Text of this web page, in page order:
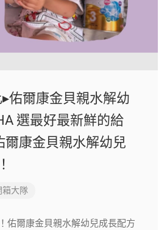
佑爾康金貝親水解幼
選最好最新鮮的給
爾康金貝親水解幼兒
箱大隊
佑爾康金貝親水解幼兒成長配方